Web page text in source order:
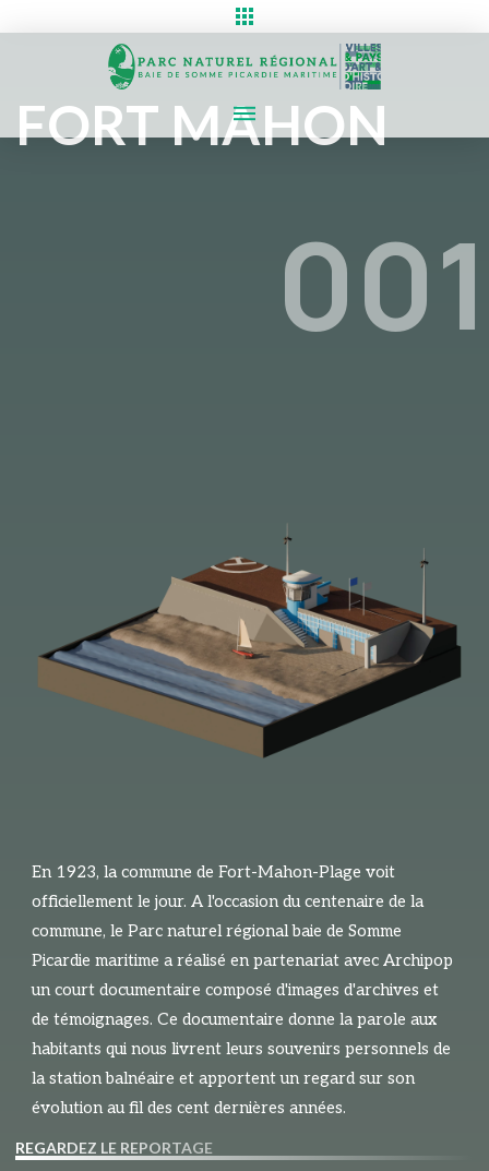
FORT MAHON
001
En 1923, la commune de Fort-Mahon-Plage voit
officiellement le jour. A l'occasion du centenaire de la
commune, le Parc naturel régional baie de Somme
Picardie maritime a réalisé en partenariat avec Archipop
un court documentaire composé d'images d'archives et
de témoignages. Ce documentaire donne la parole aux
habitants qui nous livrent leurs souvenirs personnels de
la station balnéaire et apportent un regard sur son
évolution au fil des cent dernières années.
REGARDEZ LE REPORTAGE